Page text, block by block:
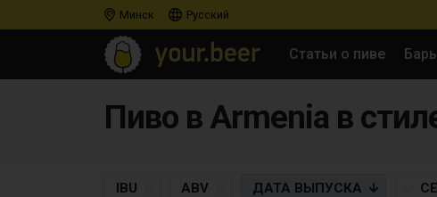
Минск Русский
Статьи о пиве
IBU ABV ДАТА ВЫПУСКА